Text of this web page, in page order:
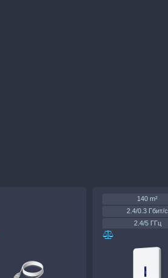
140 m²
2.4/0.3 Гбит/с
2.4/5 ГГц
2 x 10Gb
100—240V AC